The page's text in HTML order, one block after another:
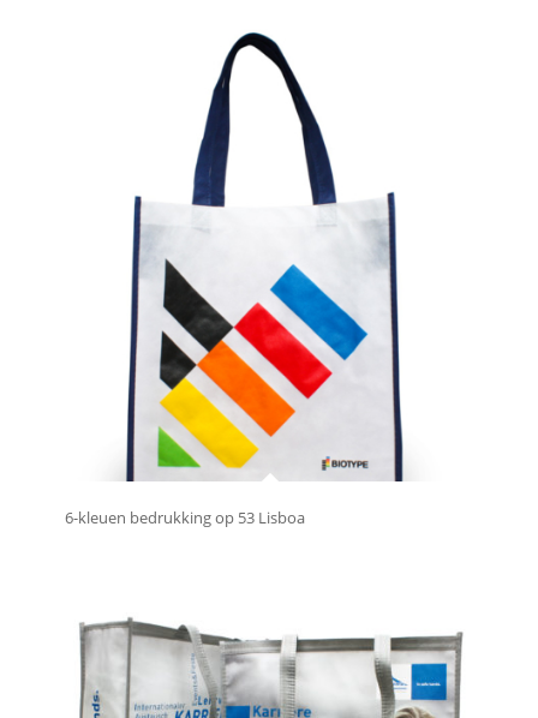
6-kleuen bedrukking op 53 Lisboa